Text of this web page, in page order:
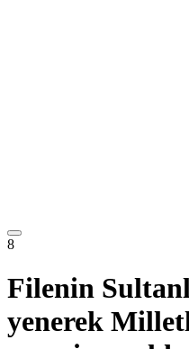
8
Filenin
yenerek